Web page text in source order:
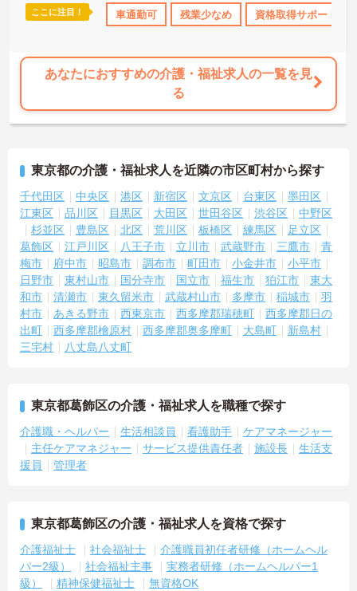
資格取得サポート 研修制度あり 産休･育休･介護休暇取得実
★おすすめPOINT★
・髪色やネイルが自由で個性を活かして働けます
・くるみん認定取得で子育て世代をサポートしています
【充実した手当と独自の福利厚生】
・パート勤務でも年2回の特別手当支給実績があります
用できます
【大手ならではの教育体制と安定基盤】
・全国展開する法人の強固な経営基盤のもとで働けます
・資格取得や自己啓発を支援する制度が整っています
・スマートフォン貸与により業務効率化を進めています
ここに注目！ 車通勤可 残業少なめ 資格取得サポート
あなたにおすすめの介護・福祉求人の一覧を見
る
東京都の介護・福祉求人を近隣の市区町村から探す
千代田区 中央区 港区 新宿区 文京区 台東区
墨田区
江東区
品川区 目黒区 大田区 世田谷区 渋谷区
中野区
杉並区
豊島区 北区 荒川区 板橋区 練馬区
足立区
葛飾区
江戸川区 八王子市 立川市 武蔵野市 三鷹市
青
梅市
府中市 昭島市 調布市 町田市 小金井市
小平市
日野市
東村山市 国分寺市 国立市 福生市 狛江市
東大
和市
清瀬市 東久留米市 武蔵村山市 多摩市 稲城市
羽
村市
あきる野市 西東京市 西多摩郡瑞穂町
西多摩郡日の
出町
西多摩郡檜原村 西多摩郡奥多摩町 大島町
新島村
三宅村
八丈島八丈町
東京都葛飾区の介護・福祉求人を職種で探す
介護職・ヘルパー 生活相談員 看護助手
ケアマネージャー
主任ケアマネジャー
サービス提供責任者 施設長
生活支
援員
管理者
東京都葛飾区の介護・福祉求人を資格で探す
介護福祉士 社会福祉士
介護職員初任者研修（ホームヘル
パー2級）
社会福祉主事
実務者研修（ホームヘルパー1
級）
精神保健福祉士 無資格OK